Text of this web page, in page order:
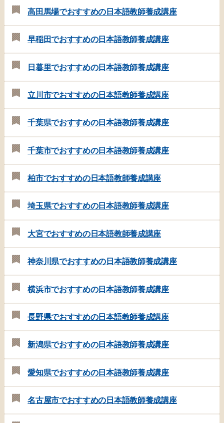
高田馬場でおすすめの日本語教師養成講座
早稲田でおすすめの日本語教師養成講座
日暮里でおすすめの日本語教師養成講座
立川市でおすすめの日本語教師養成講座
千葉県でおすすめの日本語教師養成講座
千葉市でおすすめの日本語教師養成講座
柏市でおすすめの日本語教師養成講座
埼玉県でおすすめの日本語教師養成講座
大宮でおすすめの日本語教師養成講座
神奈川県でおすすめの日本語教師養成講座
横浜市でおすすめの日本語教師養成講座
長野県でおすすめの日本語教師養成講座
新潟県でおすすめの日本語教師養成講座
愛知県でおすすめの日本語教師養成講座
名古屋市でおすすめの日本語教師養成講座